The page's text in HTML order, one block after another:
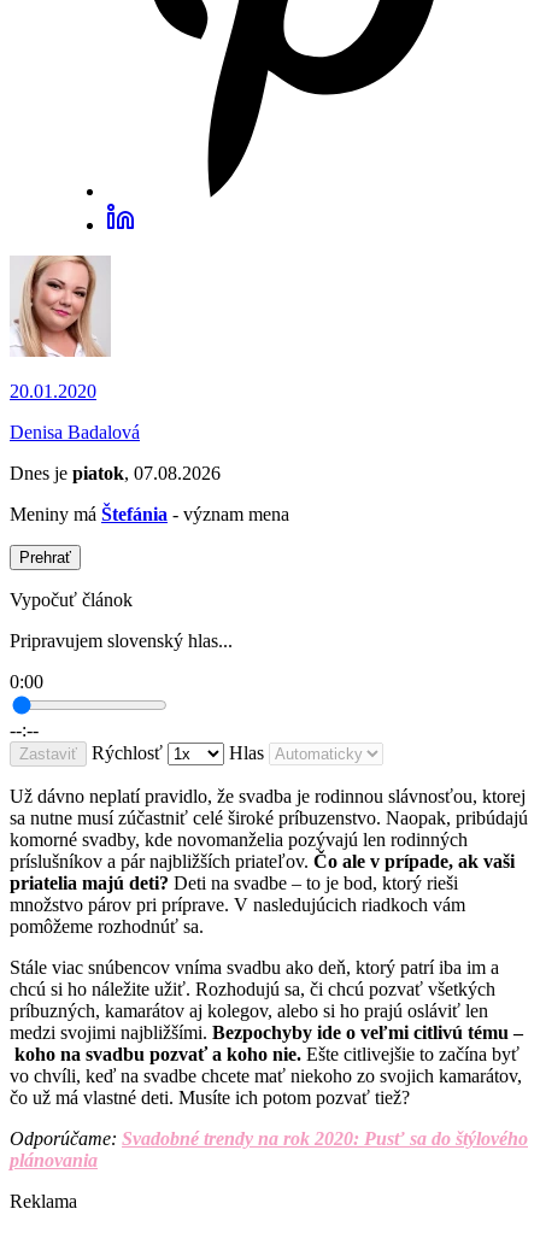
20.01.2020
Denisa Badalová
Dnes je piatok, 07.08.2026
Meniny má Štefánia - význam mena
Prehrať
Vypočuť článok
Pripravujem slovenský hlas...
0:00
--:--
Zastaviť Rýchlosť Hlas
Už dávno neplatí pravidlo, že svadba je rodinnou slávnosťou, ktorej
sa nutne musí zúčastniť celé široké príbuzenstvo. Naopak, pribúdajú
komorné svadby, kde novomanželia pozývajú len rodinných
príslušníkov a pár najbližších priateľov. Čo ale v prípade, ak vaši
priatelia majú deti? Deti na svadbe – to je bod, ktorý rieši
množstvo párov pri príprave. V nasledujúcich riadkoch vám
pomôžeme rozhodnúť sa.
Stále viac snúbencov vníma svadbu ako deň, ktorý patrí iba im a
chcú si ho náležite užiť. Rozhodujú sa, či chcú pozvať všetkých
príbuzných, kamarátov aj kolegov, alebo si ho prajú osláviť len
medzi svojimi najbližšími. Bezpochyby ide o veľmi citlivú tému –
koho na svadbu pozvať a koho nie. Ešte citlivejšie to začína byť
vo chvíli, keď na svadbe chcete mať niekoho zo svojich kamarátov,
čo už má vlastné deti. Musíte ich potom pozvať tiež?
Odporúčame: Svadobné trendy na rok 2020: Pusť sa do štýlového
plánovania
Reklama